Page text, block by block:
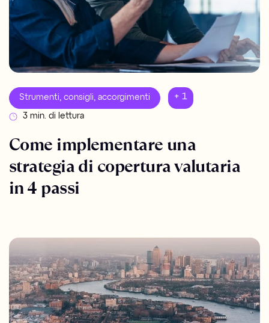
Strumenti, consigli, accorgimenti + 1
3 min. di lettura
Come implementare una
strategia di copertura valutaria
in 4 passi